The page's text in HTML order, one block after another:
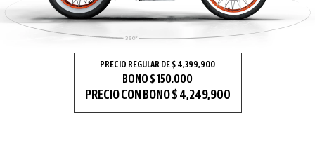
PRECIO REGULAR DE$ 4,399,900
BONO $ 150,000
PRECIO CON BONO $ 4,249,900